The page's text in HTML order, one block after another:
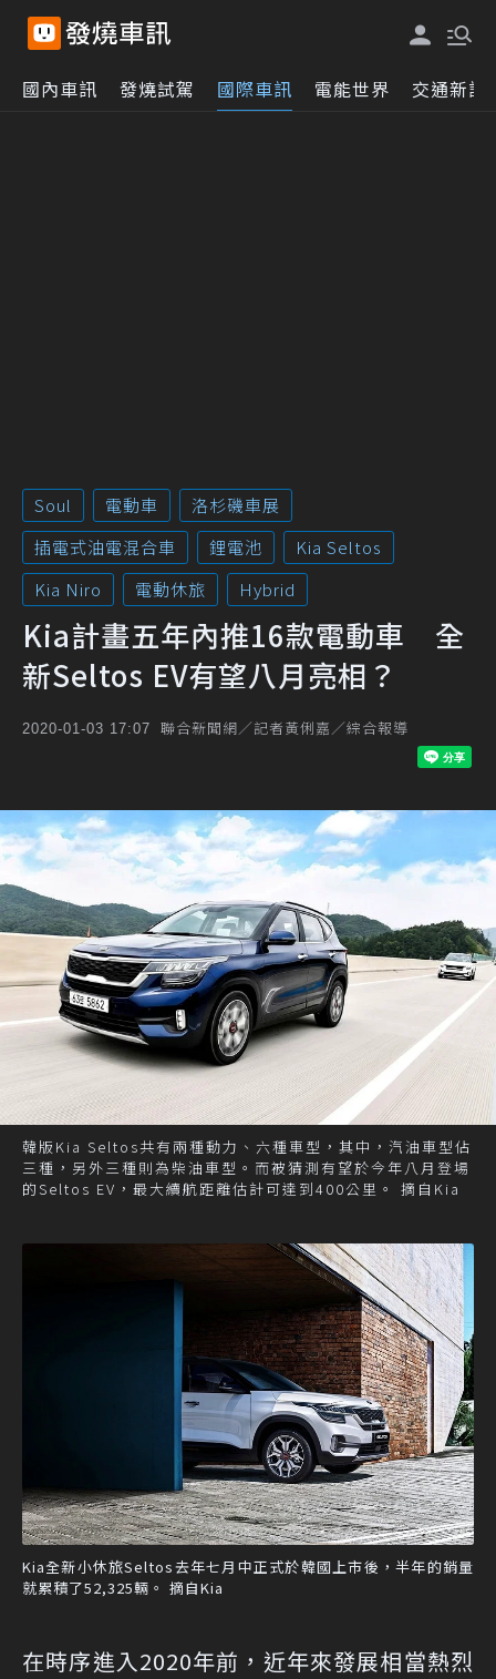
國內車訊 發燒試駕 國際車訊 電能世界 交通新訊
Soul 電動車
洛杉磯車展
插電式油電混合車
鋰電池
Kia Seltos
Kia Niro
電動休旅 Hybrid
Kia計畫五年內推16款電動車 全
新Seltos EV有望八月亮相？
2020-01-03 17:07 聯合新聞網／記者黃俐嘉／綜合報導
韓版Kia Seltos共有兩種動力、六種車型，其中，汽油車型佔
三種，另外三種則為柴油車型。而被猜測有望於今年八月登場
的Seltos EV，最大續航距離估計可達到400公里。 摘自Kia
Kia全新小休旅Seltos去年七月中正式於韓國上市後，半年的銷量
就累積了52,325輛。 摘自Kia
在時序進入2020年前，近年來發展相當熱烈